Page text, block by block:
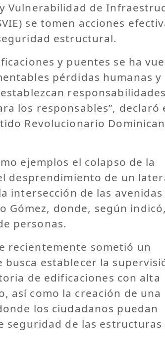
Vulnerabilidad de
se tomen acciones
estructural.
y puentes se ha
pérdidas humanas y
los responsables”, declaró
Revolucionario
ejemplos el colapso de la
desprendimiento de un
intersección de las avenidas
Gómez, donde, según indicó,
personas.
recientemente sometió un
busca establecer la
de edificaciones con alta
así como la creación de una
los ciudadanos puedan
seguridad de las estructuras